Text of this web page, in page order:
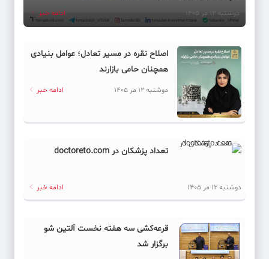
دوشنبه 12 مر 1405 ادامه خبر
اصلاح نقره در مسیر تعادل؛ عوامل بنیادی
همچنان حامی بازارند
دوشنبه 12 مر 1405 ادامه خبر
تعداد پزشکان در doctoreto.com
دوشنبه 12 مر 1405 ادامه خبر
قرعه‌کشی سه هفته نخست آلتین شو
برگزار شد